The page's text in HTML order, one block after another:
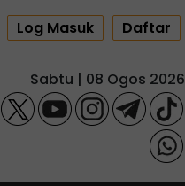
Log Masuk Daftar
Sabtu | 08 Ogos 2026